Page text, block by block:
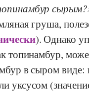
сырым?
груша,
). Однако
топинамбур,
в сыром виде:
уксусом